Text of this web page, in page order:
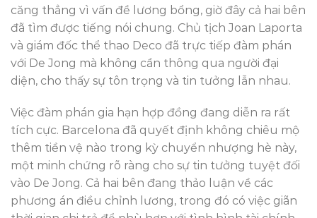
căng thẳng vì vấn đề lương bổng, giờ đây cả hai bên
đã tìm được tiếng nói chung. Chủ tịch Joan Laporta
và giám đốc thể thao Deco đã trực tiếp đàm phán
với De Jong mà không cần thông qua người đại
diện, cho thấy sự tôn trọng và tin tưởng lẫn nhau.
Việc đàm phán gia hạn hợp đồng đang diễn ra rất
tích cực. Barcelona đã quyết định không chiêu mộ
thêm tiền vệ nào trong kỳ chuyển nhượng hè này,
một minh chứng rõ ràng cho sự tin tưởng tuyệt đối
vào De Jong. Cả hai bên đang thảo luận về các
phương án điều chỉnh lương, trong đó có việc giãn